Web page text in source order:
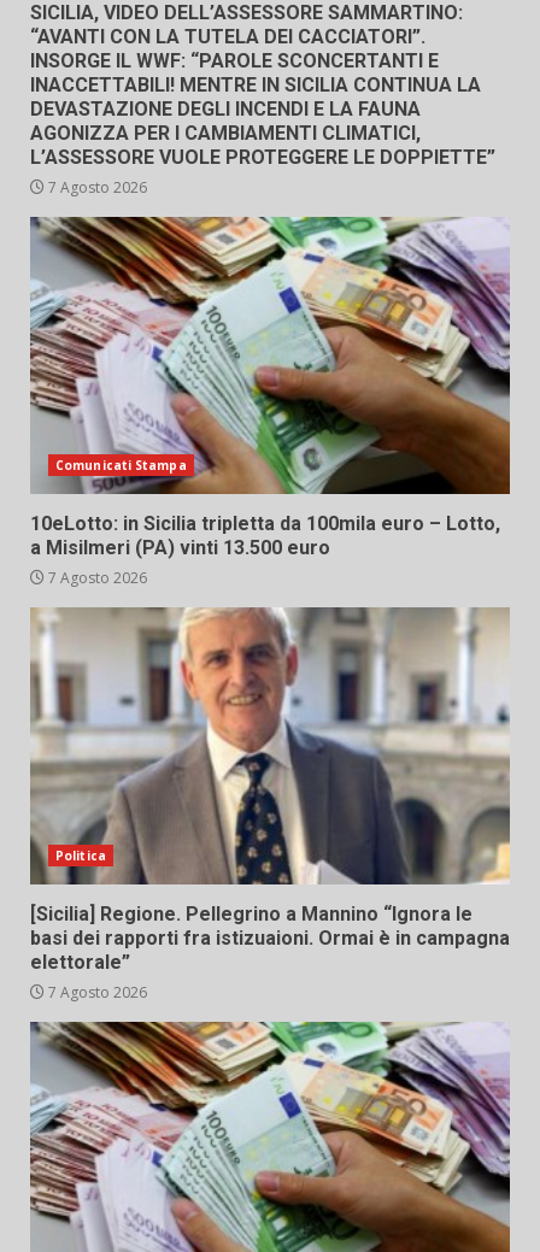
SICILIA, VIDEO DELL’ASSESSORE SAMMARTINO:
“AVANTI CON LA TUTELA DEI CACCIATORI”.
INSORGE IL WWF: “PAROLE SCONCERTANTI E
INACCETTABILI! MENTRE IN SICILIA CONTINUA LA
DEVASTAZIONE DEGLI INCENDI E LA FAUNA
AGONIZZA PER I CAMBIAMENTI CLIMATICI,
L’ASSESSORE VUOLE PROTEGGERE LE DOPPIETTE”
7 Agosto 2026
Comunicati Stampa
10eLotto: in Sicilia tripletta da 100mila euro – Lotto,
a Misilmeri (PA) vinti 13.500 euro
7 Agosto 2026
Politica
[Sicilia] Regione. Pellegrino a Mannino “Ignora le
basi dei rapporti fra istizuaioni. Ormai è in campagna
elettorale”
7 Agosto 2026